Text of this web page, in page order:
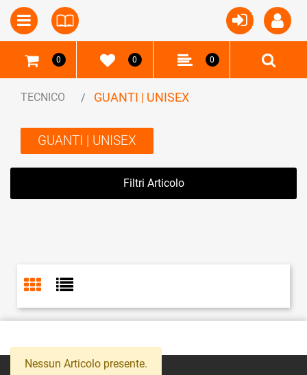
Open Open menu
0 0 0
TECNICO GUANTI | UNISEX
GUANTI | UNISEX
Filtri Articolo
Nessun Articolo presente.